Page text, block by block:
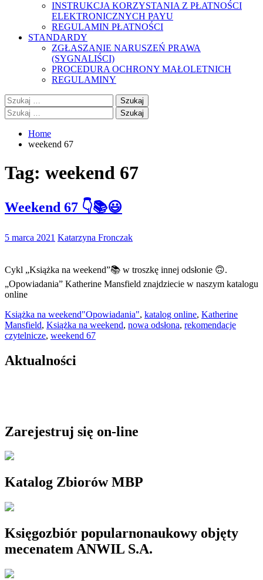
INSTRUKCJA KORZYSTANIA Z PŁATNOŚCI
ELEKTRONICZNYCH PAYU
REGULAMIN PŁATNOŚCI
STANDARDY
ZGŁASZANIE NARUSZEŃ PRAWA
(SYGNALIŚCI)
PROCEDURA OCHRONY MAŁOLETNICH
REGULAMINY
Szukaj:
Szukaj:
Home
weekend 67
Tag: weekend 67
Weekend 67 👇📚😃
5 marca 2021 Katarzyna Fronczak
Cykl „Książka na weekend”📚 w troszkę innej odsłonie 🙃.
„Opowiadania” Katherine Mansfield znajdziecie w naszym katalogu
online
Książka na weekend"Opowiadania", katalog online, Katherine
Mansfield, Książka na weekend, nowa odsłona, rekomendacje
czytelnicze, weekend 67
Aktualności
Zarejestruj się on-line
Katalog Zbiorów MBP
Księgozbiór popularnonaukowy objęty
mecenatem ANWIL S.A.